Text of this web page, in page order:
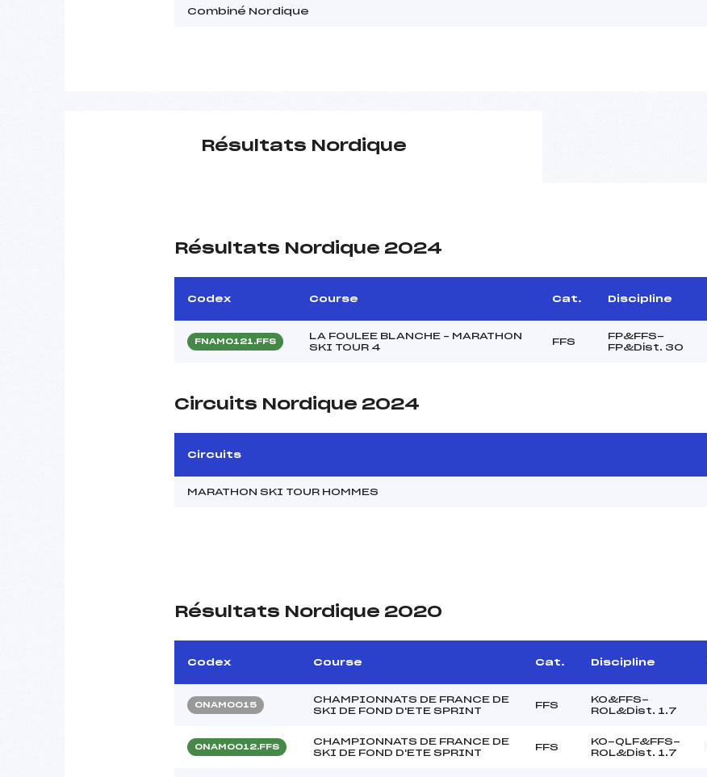
Combiné Nordique
Résultats Nordique
Résultats Nordique 2024
Codex Course Cat. Discipline
FNAM0121.FFS
LA FOULEE BLANCHE – MARATHON
SKI TOUR 4
FFS
FP&FFS-
FP&Dist. 30
Circuits Nordique 2024
Circuits
MARATHON SKI TOUR HOMMES
Résultats Nordique 2020
Codex Course Cat. Discipline
ONAM0015
CHAMPIONNATS DE FRANCE DE
SKI DE FOND D'ETE SPRINT
FFS
KO&FFS-
ROL&Dist. 1.7
ONAM0012.FFS
CHAMPIONNATS DE FRANCE DE
SKI DE FOND D'ETE SPRINT
FFS
KO-QLF&FFS-
ROL&Dist. 1.7